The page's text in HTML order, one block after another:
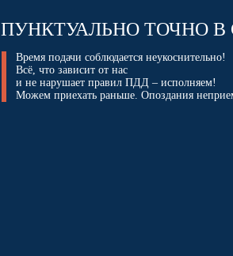
ПУНКТУАЛЬНО ТОЧНО В
Время подачи соблюдается неукоснительно!
Всё, что зависит от нас
и не нарушает правил ПДД – исполняем!
Можем приехать раньше. Опоздания